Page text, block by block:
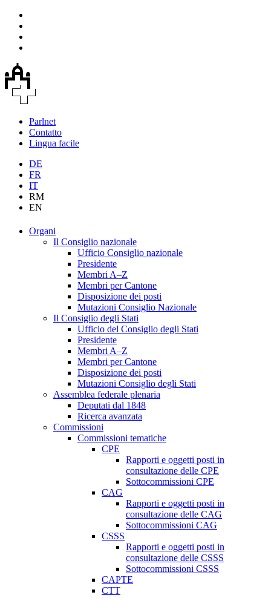
Parlnet
Contatto
Lingua facile
DE
FR
IT
RM
EN
Organi
Il Consiglio nazionale
Ufficio Consiglio nazionale
Presidente
Membri A–Z
Membri per Cantone
Disposizione dei posti
Mutazioni Consiglio Nazionale
Il Consiglio degli Stati
Ufficio del Consiglio degli Stati
Presidente
Membri A–Z
Membri per Cantone
Disposizione dei posti
Mutazioni Consiglio degli Stati
Assemblea federale plenaria
Deputati dal 1848
Ricerca avanzata
Commissioni
Commissioni tematiche
CPE
Rapporti e oggetti posti in
consultazione delle CPE
Sottocommissioni CPE
CAG
Rapporti e oggetti posti in
consultazione delle CAG
Sottocommissioni CAG
CSSS
Rapporti e oggetti posti in
consultazione delle CSSS
Sottocommissioni CSSS
CAPTE
CTT